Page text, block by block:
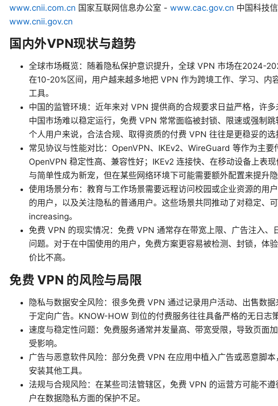
www.cnii.com.cn 国家互联网信息办公室 - www.cac.gov.cn 中国科技
www.cnii.gov.cn
国内外VPN现状与趋势
全球市场概览：随着隐私保护意识提升，全球 VPN 市场在2024-
在10-20%区间，用户越来越多地把 VPN 作为跨境工作、学习、内
工具。
中国的监管环境：近年来对 VPN 提供商的合规要求日益严格，许
中国市场难以稳定运行，免费 VPN 常常面临被封锁、限速或强制
个人用户来说，合法合规、取得资质的付费 VPN 往往是更稳妥的选
常见协议与性能对比：OpenVPN、IKEv2、WireGuard 等作为主要
OpenVPN 稳定性高、兼容性好；IKEv2 连接快、在移动设备上表
与简单性成为新宠，但在某些网络环境下可能需要额外配置来提升隐
使用场景分布：教育与工作场景需要远程访问校园或企业资源的用
的用户，以及关注隐私的普通用户。这些场景共同推动了对稳定、
increasing。
免费 VPN 的现实情况：免费 VPN 通常存在带宽上限、广告注入、
问题。对于在中国使用的用户，免费方案更容易被检测、封锁，体
价比不高。
免费 VPN 的风险与局限
隐私与数据安全风险：很多免费 VPN 通过记录用户活动、出售数
于定向广告。KNOW-HOW 到位的付费服务往往具备严格的无日志
速度与稳定性问题：免费服务通常并发量高、带宽受限，导致页面
受影响。
广告与恶意软件风险：部分免费 VPN 在应用中植入广告或恶意脚
安装其他工具。
法规与合规风险：在某些司法管辖区，免费 VPN 的运营方可能不
户在数据隐私方面的保护不足。